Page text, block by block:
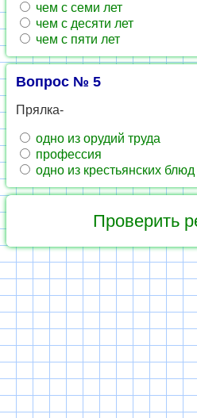
чем с семи лет
чем с десяти лет
чем с пяти лет
Вопрос № 5
Прялка-
одно из орудий труда
профессия
одно из крестьянских блюд